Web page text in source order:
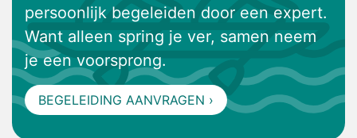
persoonlijk begeleiden door een expert.
Want alleen spring je ver, samen neem
je een voorsprong.
BEGELEIDING AANVRAGEN​​​​ ›